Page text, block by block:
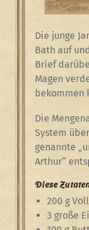
Die junge
Bath auf
Brief
Magen
bekommen
Die
System
genannte
Arthur“
Diese
200 g
3 große